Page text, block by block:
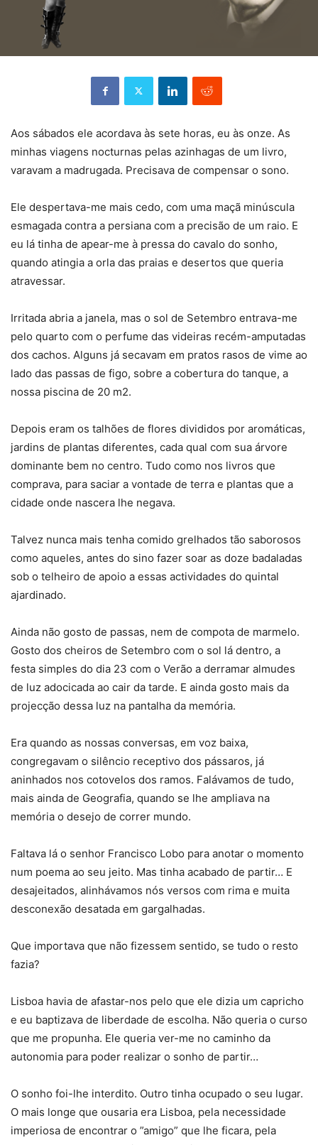
Aos sábados ele acordava às sete horas, eu às onze. As
minhas viagens nocturnas pelas azinhagas de um livro,
varavam a madrugada. Precisava de compensar o sono.
Ele despertava-me mais cedo, com uma maçã minúscula
esmagada contra a persiana com a precisão de um raio. E
eu lá tinha de apear-me à pressa do cavalo do sonho,
quando atingia a orla das praias e desertos que queria
atravessar.
Irritada abria a janela, mas o sol de Setembro entrava-me
pelo quarto com o perfume das videiras recém-amputadas
dos cachos. Alguns já secavam em pratos rasos de vime ao
lado das passas de figo, sobre a cobertura do tanque, a
nossa piscina de 20 m2.
Depois eram os talhões de flores divididos por aromáticas,
jardins de plantas diferentes, cada qual com sua árvore
dominante bem no centro. Tudo como nos livros que
comprava, para saciar a vontade de terra e plantas que a
cidade onde nascera lhe negava.
Talvez nunca mais tenha comido grelhados tão saborosos
como aqueles, antes do sino fazer soar as doze badaladas
sob o telheiro de apoio a essas actividades do quintal
ajardinado.
Ainda não gosto de passas, nem de compota de marmelo.
Gosto dos cheiros de Setembro com o sol lá dentro, a
festa simples do dia 23 com o Verão a derramar almudes
de luz adocicada ao cair da tarde. E ainda gosto mais da
projecção dessa luz na pantalha da memória.
Era quando as nossas conversas, em voz baixa,
congregavam o silêncio receptivo dos pássaros, já
aninhados nos cotovelos dos ramos. Falávamos de tudo,
mais ainda de Geografia, quando se lhe ampliava na
memória o desejo de correr mundo.
Faltava lá o senhor Francisco Lobo para anotar o momento
num poema ao seu jeito. Mas tinha acabado de partir… E
desajeitados, alinhávamos nós versos com rima e muita
desconexão desatada em gargalhadas.
Que importava que não fizessem sentido, se tudo o resto
fazia?
Lisboa havia de afastar-nos pelo que ele dizia um capricho
e eu baptizava de liberdade de escolha. Não queria o curso
que me propunha. Ele queria ver-me no caminho da
autonomia para poder realizar o sonho de partir…
O sonho foi-lhe interdito. Outro tinha ocupado o seu lugar.
O mais longe que ousaria era Lisboa, pela necessidade
imperiosa de encontrar o ”amigo” que lhe ficara, pela